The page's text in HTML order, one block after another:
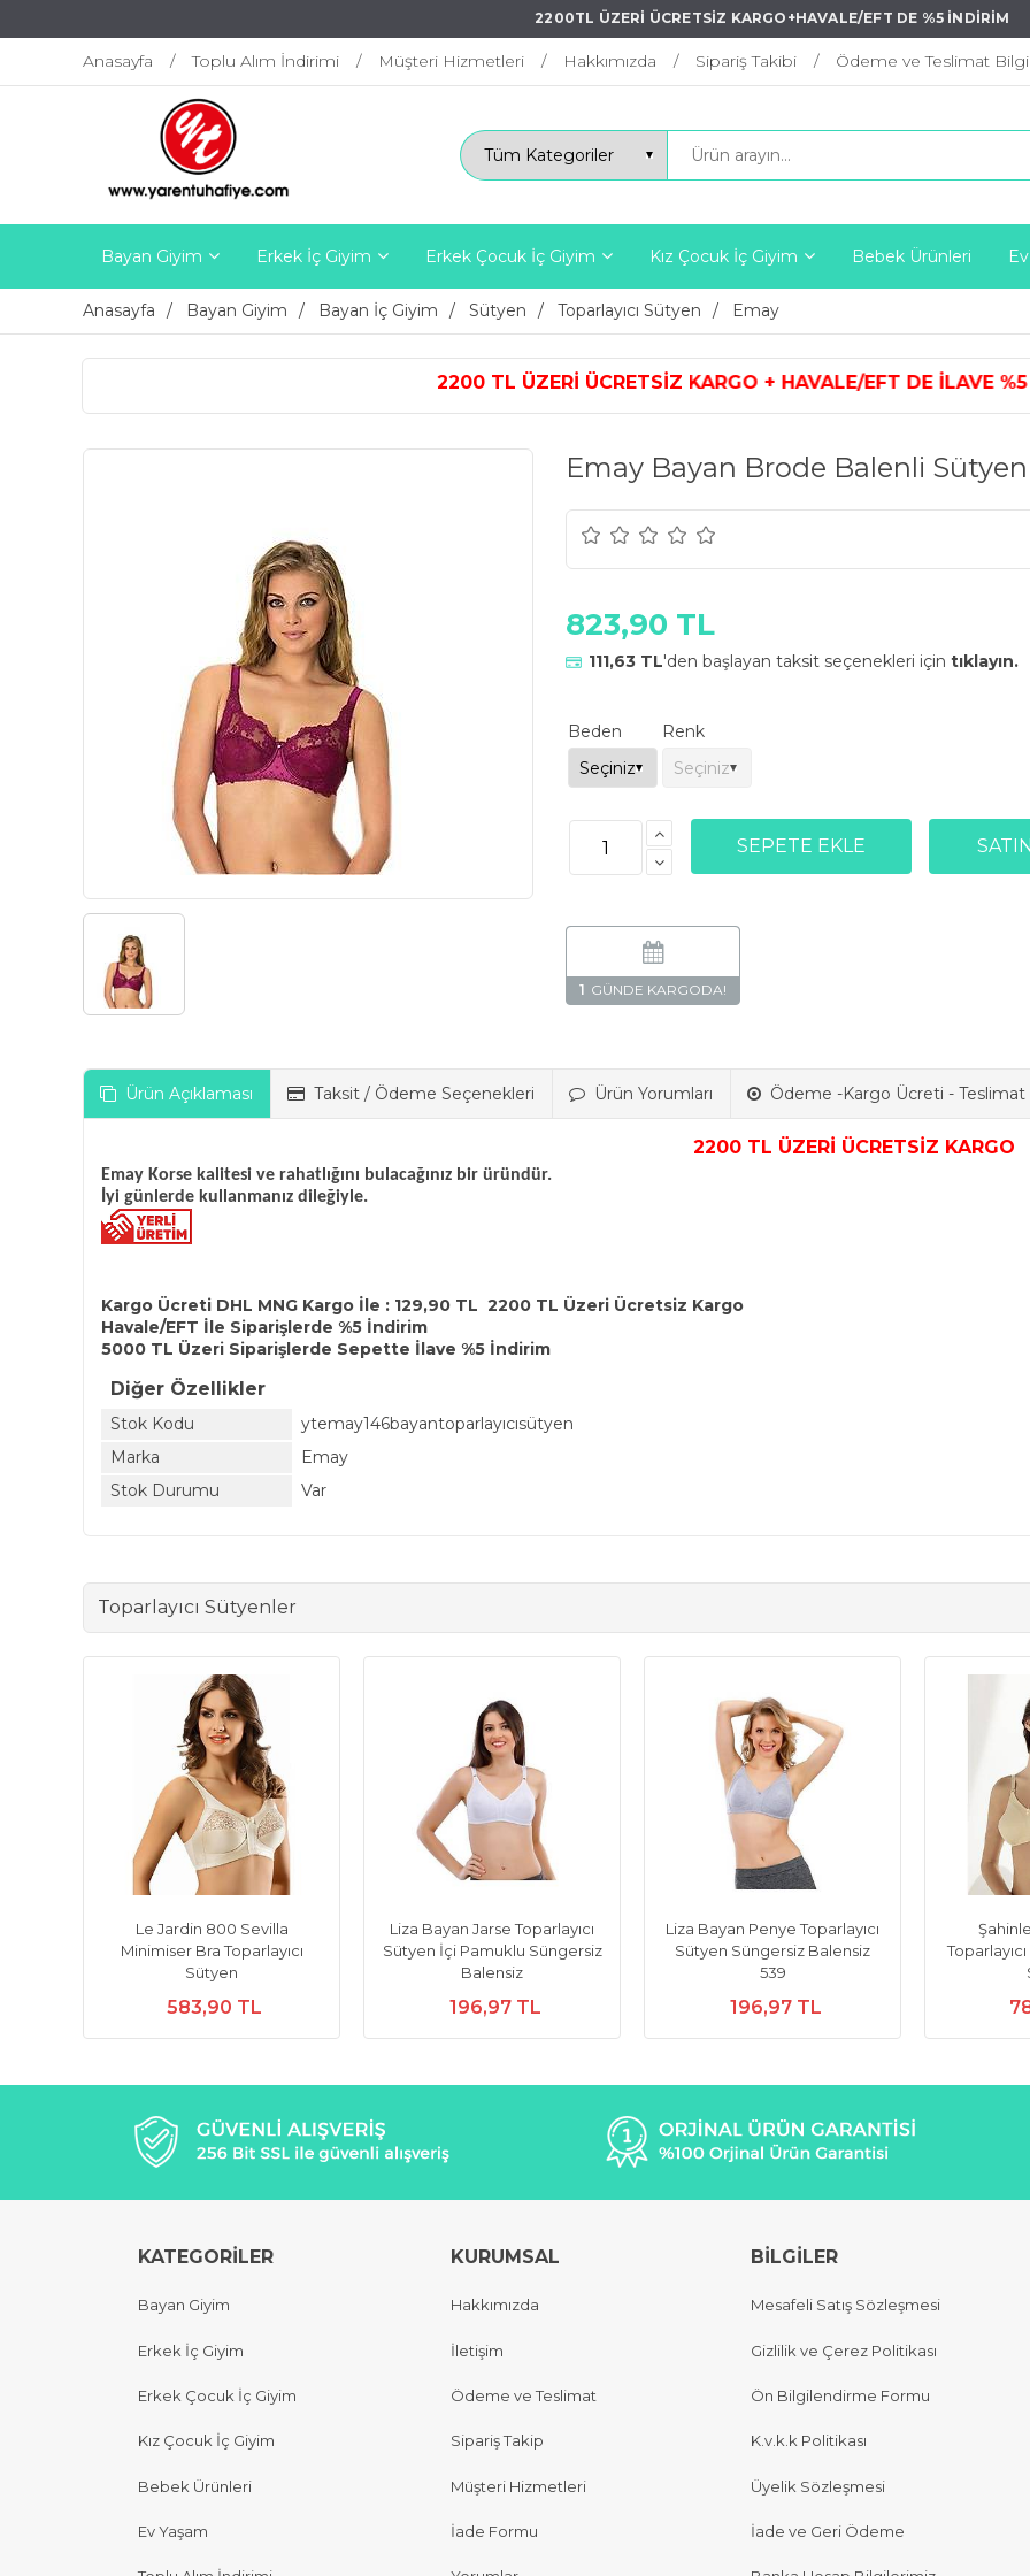
2200TL ÜZERİ ÜCRETSİZ KARGO+HAVALE/EFT DE %5 İNDİRİM
Anasayfa Toplu Alım İndirimi Müşteri Hizmetleri Hakkımızda Sipariş Takibi Ödeme ve Teslimat
Bayan Giyim Erkek İç Giyim Erkek Çocuk İç Giyim Kız Çocuk İç Giyim Bebek Ürünleri
Anasayfa Bayan Giyim Bayan İç Giyim Sütyen Toparlayıcı Sütyen Emay
2200 TL ÜZERİ ÜCRETSİZ KARGO + HAVALE/EFT DE İLAVE %5
Emay Bayan Brode Balenli Sütyen
823,90 TL
111,63 TL'den başlayan taksit seçenekleri için tıklayın.
Beden Renk
1
Ürün Açıklaması Taksit / Ödeme Seçenekleri Ürün Yorumları Ödeme -Kargo Ücreti - Teslimat
2200 TL ÜZERİ ÜCRETSİZ KARGO
Emay Korse kalitesi ve rahatlığını bulacağınız bir üründür.
İyi günlerde kullanmanız dileğiyle.
Kargo Ücreti DHL MNG Kargo İle : 129,90 TL 2200 TL Üzeri Ücretsiz Kargo
Havale/EFT İle Siparişlerde %5 İndirim
5000 TL Üzeri Siparişlerde Sepette İlave %5 İndirim
Diğer Özellikler
Stok Kodu
ytemay146bayantoparlayıcısütyen
Marka
Emay
Stok Durumu
Var
Toparlayıcı Sütyenler
Le Jardin 800 Sevilla
Minimiser Bra Toparlayıcı
Sütyen
583,90 TL
Liza Bayan Jarse Toparlayıcı
Sütyen İçi Pamuklu Süngersiz
Balensiz
196,97 TL
Liza Bayan Penye Toparlayıcı
Sütyen Süngersiz Balensiz
539
196,97 TL
KATEGORİLER
Bayan Giyim
Erkek İç Giyim
Erkek Çocuk İç Giyim
Kız Çocuk İç Giyim
Bebek Ürünleri
Ev Yaşam
KURUMSAL
Hakkımızda
İletişim
Ödeme ve Teslimat
Sipariş Takip
Müşteri Hizmetleri
İade Formu
BİLGİLER
Mesafeli Satış Sözleşmesi
Gizlilik ve Çerez Politikası
Ön Bilgilendirme Formu
K.v.k.k Politikası
Üyelik Sözleşmesi
İade ve Geri Ödeme